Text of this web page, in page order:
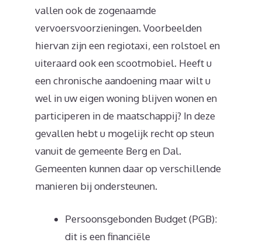
vallen ook de zogenaamde
vervoersvoorzieningen. Voorbeelden
hiervan zijn een regiotaxi, een rolstoel en
uiteraard ook een scootmobiel. Heeft u
een chronische aandoening maar wilt u
wel in uw eigen woning blijven wonen en
participeren in de maatschappij? In deze
gevallen hebt u mogelijk recht op steun
vanuit de gemeente Berg en Dal.
Gemeenten kunnen daar op verschillende
manieren bij ondersteunen.
Persoonsgebonden Budget (PGB):
dit is een financiële